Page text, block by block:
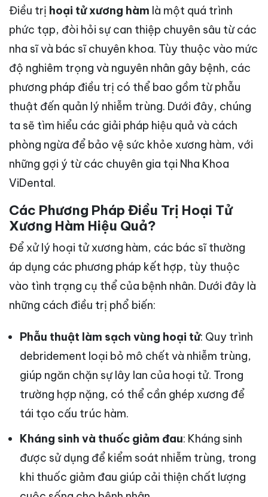
Điều trị hoại tử xương hàm là một quá trình
phức tạp, đòi hỏi sự can thiệp chuyên sâu từ các
nha sĩ và bác sĩ chuyên khoa. Tùy thuộc vào mức
độ nghiêm trọng và nguyên nhân gây bệnh, các
phương pháp điều trị có thể bao gồm từ phẫu
thuật đến quản lý nhiễm trùng. Dưới đây, chúng
ta sẽ tìm hiểu các giải pháp hiệu quả và cách
phòng ngừa để bảo vệ sức khỏe xương hàm, với
những gợi ý từ các chuyên gia tại Nha Khoa
ViDental.
Các Phương Pháp Điều Trị Hoại Tử
Xương Hàm Hiệu Quả?
Để xử lý hoại tử xương hàm, các bác sĩ thường
áp dụng các phương pháp kết hợp, tùy thuộc
vào tình trạng cụ thể của bệnh nhân. Dưới đây là
những cách điều trị phổ biến:
Phẫu thuật làm sạch vùng hoại tử: Quy trình
debridement loại bỏ mô chết và nhiễm trùng,
giúp ngăn chặn sự lây lan của hoại tử. Trong
trường hợp nặng, có thể cần ghép xương để
tái tạo cấu trúc hàm.
Kháng sinh và thuốc giảm đau: Kháng sinh
được sử dụng để kiểm soát nhiễm trùng, trong
khi thuốc giảm đau giúp cải thiện chất lượng